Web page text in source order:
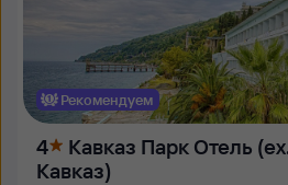
Рекомендуем
4
Кавказ Парк Отель
Кавказ)